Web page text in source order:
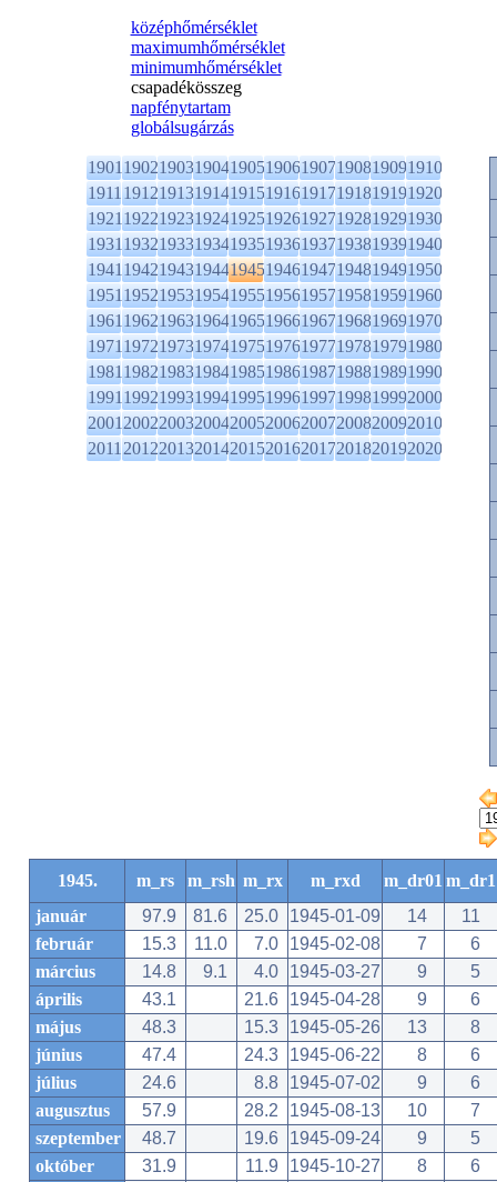
középhőmérséklet
maximumhőmérséklet
minimumhőmérséklet
csapadékösszeg
napfénytartam
globálsugárzás
1901190219031904190519061907190819091910
1911191219131914191519161917191819191920
1921192219231924192519261927192819291930
1931193219331934193519361937193819391940
1941194219431944194519461947194819491950
1951195219531954195519561957195819591960
1961196219631964196519661967196819691970
1971197219731974197519761977197819791980
1981198219831984198519861987198819891990
1991199219931994199519961997199819992000
2001200220032004200520062007200820092010
2011201220132014201520162017201820192020
1945. m_rs m_rsh m_rx m_rxd m_dr01 m_dr1
január
97.9 81.6 25.0 1945-01-09 14
11
február
15.3 11.0 7.0 1945-02-08 7
6
március
14.8 9.1 4.0 1945-03-27 9
5
április
43.1 21.6 1945-04-28 9
6
május
48.3 15.3 1945-05-26 13
8
június
47.4 24.3 1945-06-22 8
6
július
24.6 8.8 1945-07-02 9
6
augusztus
57.9 28.2 1945-08-13 10
7
szeptember
48.7 19.6 1945-09-24 9
5
október
31.9 11.9 1945-10-27 8
6